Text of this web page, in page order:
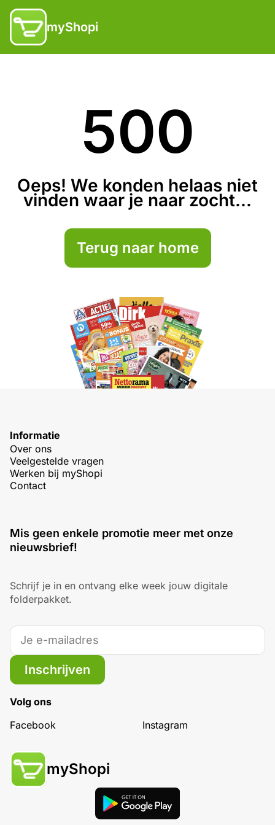
myShopi
500
Oeps! We konden helaas niet
vinden waar je naar zocht...
Terug naar home
Informatie
Over ons
Veelgestelde vragen
Werken bij myShopi
Contact
Mis geen enkele promotie meer met onze
nieuwsbrief!
Schrijf je in en ontvang elke week jouw digitale
folderpakket.
Inschrijven
Volg ons
Facebook
Instagram
myShopi